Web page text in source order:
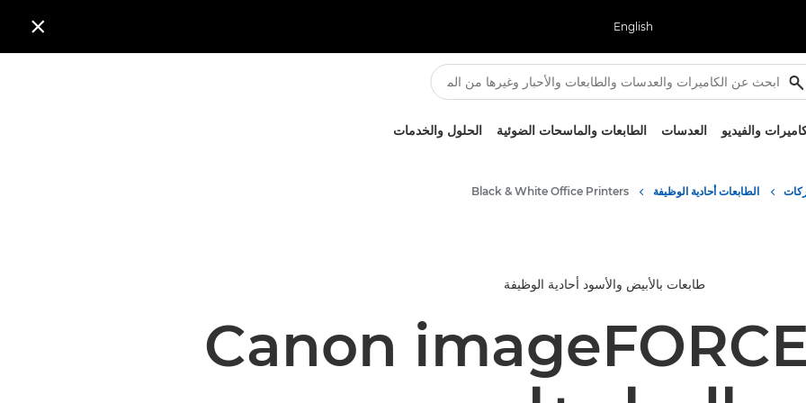
English

والفيديو العدسات الطابعات والماسحات الضوئية الحلول والخدمات
الطابعات أحادية الوظيفة Black & White Office Printers
طابعات بالأبيض والأسود أحادية الوظيفة
Canon